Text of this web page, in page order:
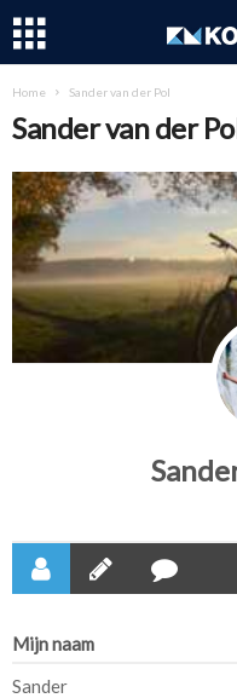
Home Sander van der Pol
Sander van der
Mijn naam
Sander